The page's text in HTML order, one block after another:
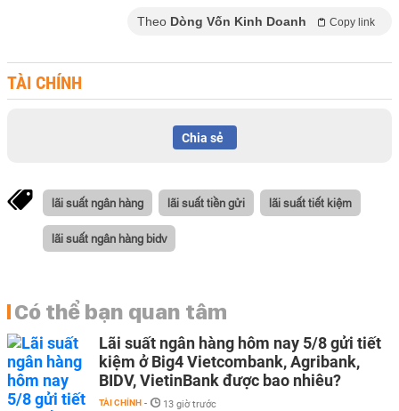
Theo Dòng Vốn Kinh Doanh Copy link
TÀI CHÍNH
Chia sẻ
lãi suất ngân hàng lãi suất tiền gửi lãi suất tiết kiệm
lãi suất ngân hàng bidv
Có thể bạn quan tâm
Lãi suất ngân hàng hôm nay 5/8 gửi tiết
kiệm ở Big4 Vietcombank, Agribank,
BIDV, VietinBank được bao nhiêu?
TÀI CHÍNH - 13 giờ trước